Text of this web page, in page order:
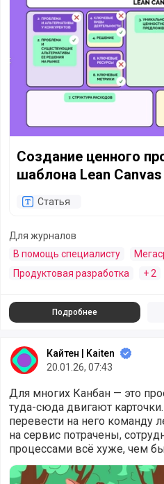
Создание ценного
шаблона Lean Canvas
Статья
Для журналов
В помощь специалисту
Продуктовая разработка
+ 2
Подробнее
Кайтен | Kaiten
20.01.26, 07:43
Для многих Канбан — это
туда-сюда двигают
перевести на него команду
на сервис потрачены,
процессами всё хуже, чем
какие пять ошибок чаще
5 ошибок, которые